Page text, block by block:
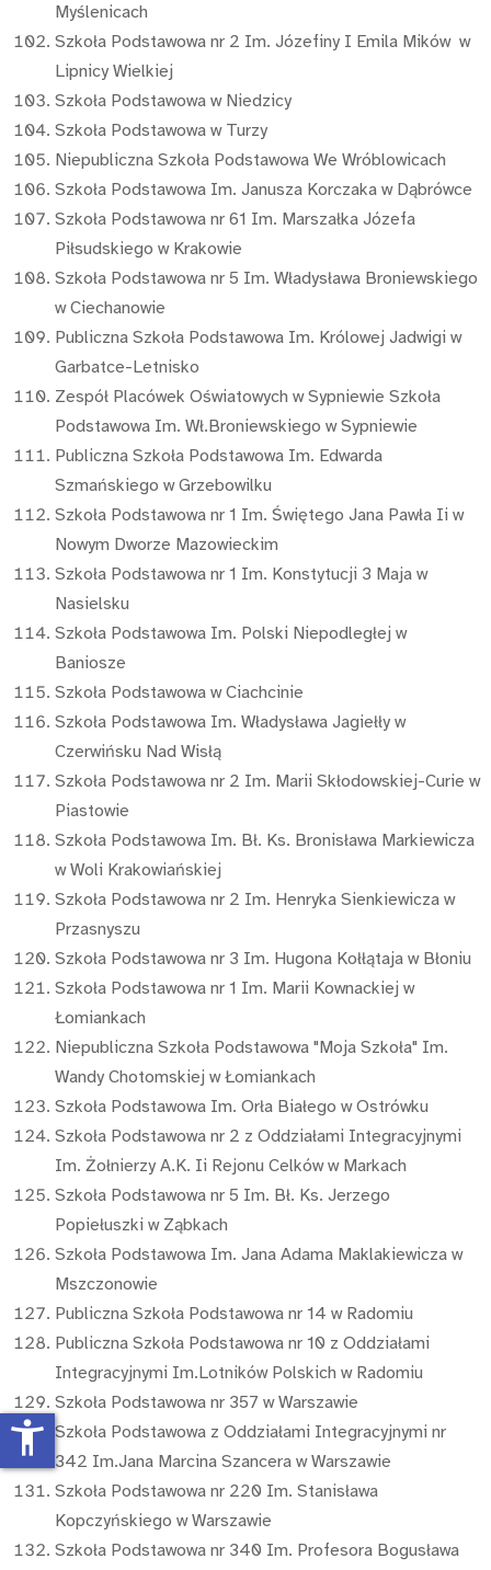
Myślenicach
Szkoła Podstawowa nr 2 Im. Józefiny I Emila Mików w
Lipnicy Wielkiej
Szkoła Podstawowa w Niedzicy
Szkoła Podstawowa w Turzy
Niepubliczna Szkoła Podstawowa We Wróblowicach
Szkoła Podstawowa Im. Janusza Korczaka w Dąbrówce
Szkoła Podstawowa nr 61 Im. Marszałka Józefa
Piłsudskiego w Krakowie
Szkoła Podstawowa nr 5 Im. Władysława Broniewskiego
w Ciechanowie
Publiczna Szkoła Podstawowa Im. Królowej Jadwigi w
Garbatce-Letnisko
Zespół Placówek Oświatowych w Sypniewie Szkoła
Podstawowa Im. Wł.Broniewskiego w Sypniewie
Publiczna Szkoła Podstawowa Im. Edwarda
Szmańskiego w Grzebowilku
Szkoła Podstawowa nr 1 Im. Świętego Jana Pawła Ii w
Nowym Dworze Mazowieckim
Szkoła Podstawowa nr 1 Im. Konstytucji 3 Maja w
Nasielsku
Szkoła Podstawowa Im. Polski Niepodległej w
Baniosze
Szkoła Podstawowa w Ciachcinie
Szkoła Podstawowa Im. Władysława Jagiełły w
Czerwińsku Nad Wisłą
Szkoła Podstawowa nr 2 Im. Marii Skłodowskiej-Curie w
Piastowie
Szkoła Podstawowa Im. Bł. Ks. Bronisława Markiewicza
w Woli Krakowiańskiej
Szkoła Podstawowa nr 2 Im. Henryka Sienkiewicza w
Przasnyszu
Szkoła Podstawowa nr 3 Im. Hugona Kołłątaja w Błoniu
Szkoła Podstawowa nr 1 Im. Marii Kownackiej w
Łomiankach
Niepubliczna Szkoła Podstawowa "Moja Szkoła" Im.
Wandy Chotomskiej w Łomiankach
Szkoła Podstawowa Im. Orła Białego w Ostrówku
Szkoła Podstawowa nr 2 z Oddziałami Integracyjnymi
Im. Żołnierzy A.K. Ii Rejonu Celków w Markach
Szkoła Podstawowa nr 5 Im. Bł. Ks. Jerzego
Popiełuszki w Ząbkach
Szkoła Podstawowa Im. Jana Adama Maklakiewicza w
Mszczonowie
Publiczna Szkoła Podstawowa nr 14 w Radomiu
Publiczna Szkoła Podstawowa nr 10 z Oddziałami
Integracyjnymi Im.Lotników Polskich w Radomiu
Szkoła Podstawowa nr 357 w Warszawie
Szkoła Podstawowa z Oddziałami Integracyjnymi nr
342 Im.Jana Marcina Szancera w Warszawie
Szkoła Podstawowa nr 220 Im. Stanisława
Kopczyńskiego w Warszawie
Szkoła Podstawowa nr 340 Im. Profesora Bogusława
accessibility_new